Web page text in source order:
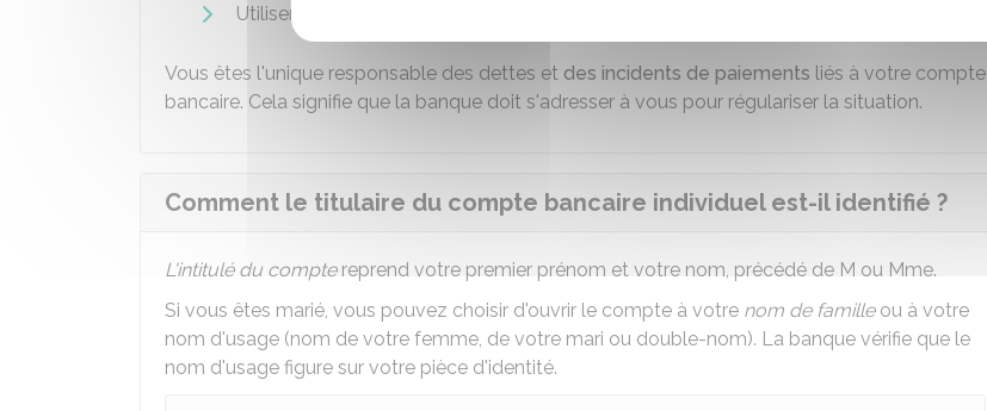
Utiliser les
Vous êtes l'unique responsable des dettes et des incidents de paiements liés à votre compte
bancaire. Cela signifie que la banque doit s'adresser à vous pour régulariser la situation.
Comment le titulaire du compte bancaire individuel est-il identifié ?
L'intitulé du comptereprend votre premier prénom et votre nom, précédé de M ou Mme.
Si vous êtes marié, vous pouvez choisir d'ouvrir le compte à votre nom de familleou à votre
nom d'usage (nom de votre femme, de votre mari ou double-nom). La banque vérifie que le
nom d'usage figure sur votre pièce d'identité.